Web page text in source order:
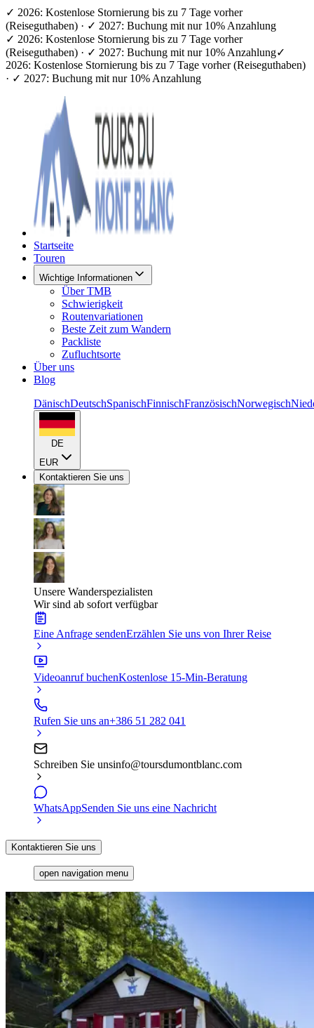
✓ 2026: Kostenlose Stornierung bis zu 7 Tage vorher
(Reiseguthaben) · ✓ 2027: Buchung mit nur 10% Anzahlung
✓ 2026: Kostenlose Stornierung bis zu 7 Tage vorher
(Reiseguthaben) · ✓ 2027: Buchung mit nur 10% Anzahlung✓
2026: Kostenlose Stornierung bis zu 7 Tage vorher (Reiseguthaben)
· ✓ 2027: Buchung mit nur 10% Anzahlung
Startseite
Touren
Wichtige Informationen
Über TMB
Schwierigkeit
Routenvariationen
Beste Zeit zum Wandern
Packliste
Zufluchtsorte
Über uns
Blog
DänischDeutschSpanischFinnischFranzösischNorwegisch
DE
EUR
Kontaktieren Sie uns
Unsere Wanderspezialisten
Wir sind ab sofort verfügbar
Eine Anfrage sendenErzählen Sie uns von Ihrer Reise
Videoanruf buchenKostenlose 15-Min-Beratung
Rufen Sie uns an+386 51 282 041
Schreiben Sie unsinfo@toursdumontblanc.com
WhatsAppSenden Sie uns eine Nachricht
Kontaktieren Sie uns
open navigation menu